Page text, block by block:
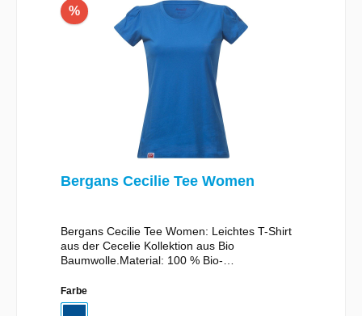
%
Bergans Cecilie Tee Women
Bergans Cecilie Tee Women: Leichtes T-Shirt
aus der Cecelie Kollektion aus Bio
Baumwolle.Material: 100 % Bio-
Farbe